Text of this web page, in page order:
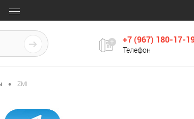
+7 (967) 180-17-
Телефон
• ZMI